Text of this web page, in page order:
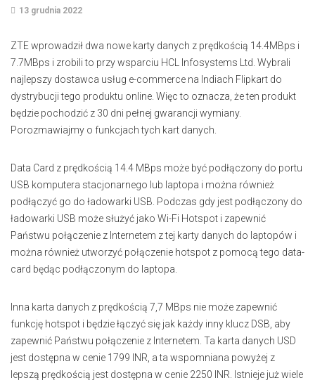
13 grudnia 2022
ZTE wprowadził dwa nowe karty danych z prędkością 14.4MBps i
7.7MBps i zrobili to przy wsparciu HCL Infosystems Ltd. Wybrali
najlepszy dostawca usług e-commerce na Indiach Flipkart do
dystrybucji tego produktu online. Więc to oznacza, że ten produkt
będzie pochodzić z 30 dni pełnej gwarancji wymiany.
Porozmawiajmy o funkcjach tych kart danych.
Data Card z prędkością 14.4 MBps może być podłączony do portu
USB komputera stacjonarnego lub laptopa i można również
podłączyć go do ładowarki USB. Podczas gdy jest podłączony do
ładowarki USB może służyć jako Wi-Fi Hotspot i zapewnić
Państwu połączenie z Internetem z tej karty danych do laptopów i
można również utworzyć połączenie hotspot z pomocą tego data-
card będąc podłączonym do laptopa.
Inna karta danych z prędkością 7,7 MBps nie może zapewnić
funkcję hotspot i będzie łączyć się jak każdy inny klucz DSB, aby
zapewnić Państwu połączenie z Internetem. Ta karta danych USD
jest dostępna w cenie 1799 INR, a ta wspomniana powyżej z
lepszą prędkością jest dostępna w cenie 2250 INR. Istnieje już wiele